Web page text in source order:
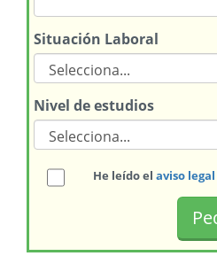
Situación Laboral
Nivel de estudios
He leído el aviso legal